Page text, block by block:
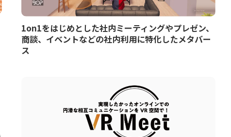
1on1をはじめとした社内ミーティングやプレゼン、
商談、イベントなどの社内利用に特化したメタバー
ス